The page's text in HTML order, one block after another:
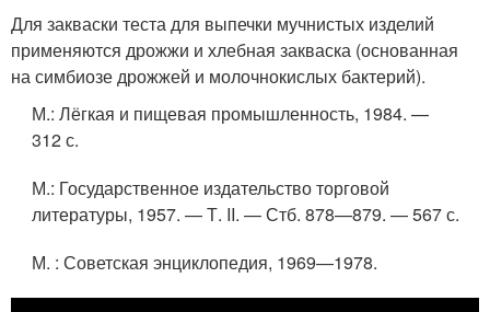
Для закваски теста для выпечки мучнистых изделий
применяются дрожжи и хлебная закваска (основанная
на симбиозе дрожжей и молочнокислых бактерий).
М.: Лёгкая и пищевая промышленность, 1984. —
312 с.
М.: Государственное издательство торговой
литературы, 1957. — Т. II. — Стб. 878—879. — 567 с.
М. : Советская энциклопедия, 1969—1978.